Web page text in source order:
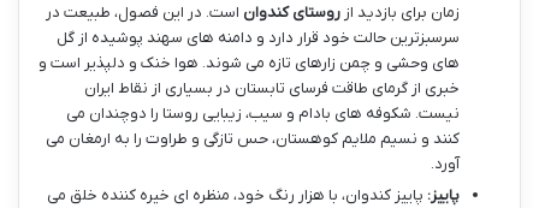
زمان برای بازدید از روستای کندوان است. در این فصول، طبیعت در
سرسبزترین حالت خود قرار دارد و دامنه های سهند پوشیده از گل
های وحشی و چمن زارهای تازه می شوند. هوا خنک و دلپذیر است و
خبری از گرمای طاقت فرسای تابستان در بسیاری از نقاط ایران
نیست. شکوفه های بادام و سیب، زیبایی روستا را دوچندان می
کنند و نسیم ملایم کوهستان، حس تازگی و طراوت را به ارمغان می
آورد.
پاییز: پاییز کندوان، با هزار رنگ خود، منظره ای خیره کننده خلق می